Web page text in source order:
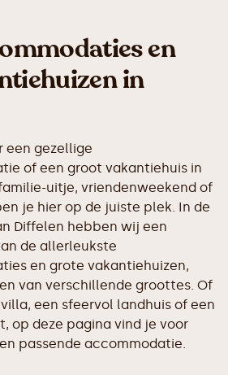
en
in
een gezellige
of een groot vakantiehuis in
uitje, vriendenweekend of
je hier op de juiste plek. In de
Diffelen hebben wij een
de allerleukste
en grote vakantiehuizen,
van verschillende groottes. Of
een sfeervol landhuis of een
op deze pagina vind je voor
passende accommodatie.